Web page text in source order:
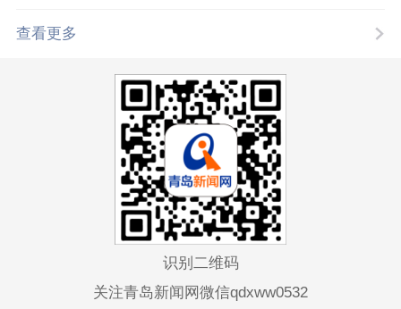
查看更多
识别二维码
关注青岛新闻网微信qdxww0532